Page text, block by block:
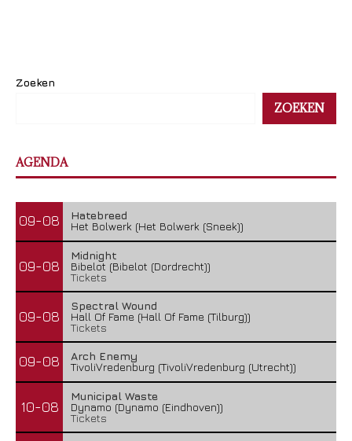
Zoeken
ZOEKEN
AGENDA
09-08
Hatebreed
Het Bolwerk (Het Bolwerk (Sneek))
09-08
Midnight
Bibelot (Bibelot (Dordrecht))
Tickets
09-08
Spectral Wound
Hall Of Fame (Hall Of Fame (Tilburg))
Tickets
09-08
Arch Enemy
TivoliVredenburg (TivoliVredenburg (Utrecht))
10-08
Municipal Waste
Dynamo (Dynamo (Eindhoven))
Tickets